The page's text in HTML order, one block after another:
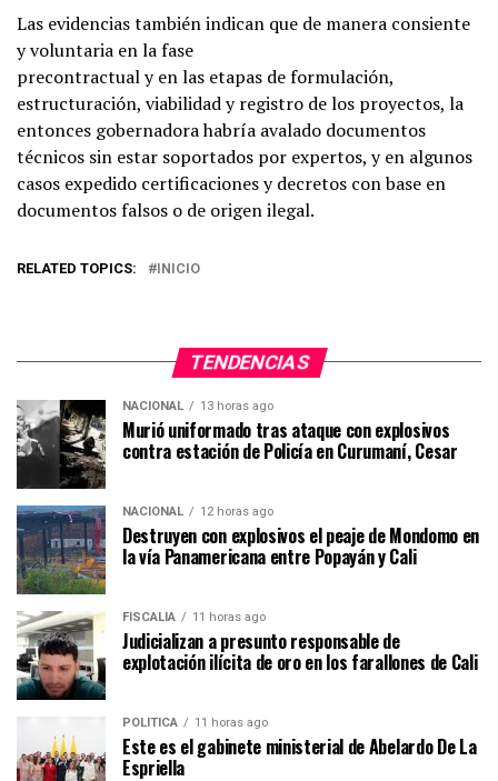
Las evidencias también indican que de manera consiente
y voluntaria en la fase
precontractual y en las etapas de formulación,
estructuración, viabilidad y registro de los proyectos, la
entonces gobernadora habría avalado documentos
técnicos sin estar soportados por expertos, y en algunos
casos expedido certificaciones y decretos con base en
documentos falsos o de origen ilegal.
RELATED TOPICS: INICIO
TENDENCIAS
NACIONAL 13 horas ago
Murió uniformado tras ataque con explosivos
contra estación de Policía en Curumaní, Cesar
NACIONAL 12 horas ago
Destruyen con explosivos el peaje de Mondomo en
la vía Panamericana entre Popayán y Cali
FISCALÍA 11 horas ago
Judicializan a presunto responsable de
explotación ilícita de oro en los farallones de Cali
POLÍTICA 11 horas ago
Este es el gabinete ministerial de Abelardo De La
Espriella